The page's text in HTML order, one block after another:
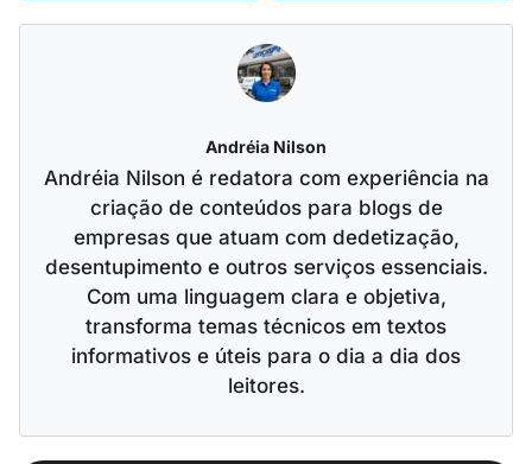
Andréia Nilson
Andréia Nilson é redatora com experiência na
criação de conteúdos para blogs de
empresas que atuam com dedetização,
desentupimento e outros serviços essenciais.
Com uma linguagem clara e objetiva,
transforma temas técnicos em textos
informativos e úteis para o dia a dia dos
leitores.